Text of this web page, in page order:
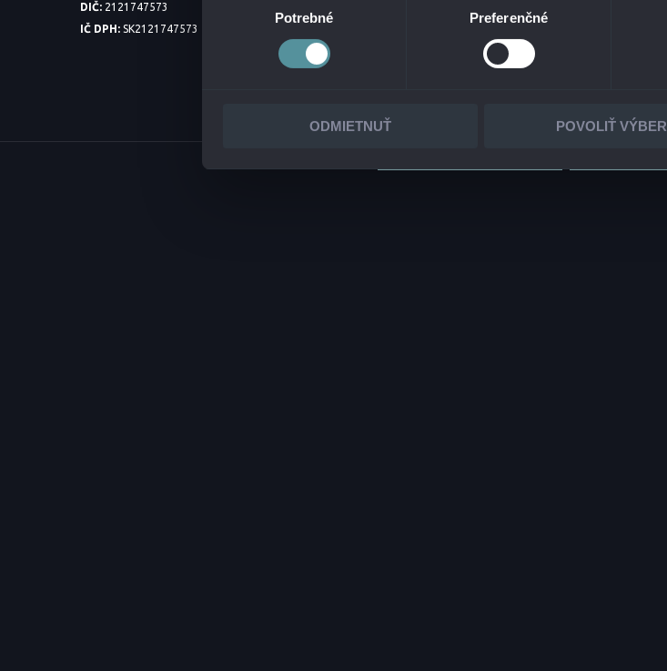
Potrebné Preferenčné
ODMIETNUŤ POVOLIŤ VÝBER
DIČ:2121747573
IČ DPH:SK2121747573
SPOLOČENSKÁ ZODPOVEDNOSŤ
POLITIKA A ETICKÉ KÓDEXY
PRESSKIT NA STIAHNUTIE